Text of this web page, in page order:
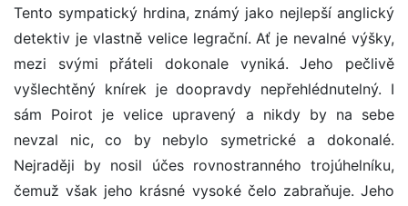
Tento sympatický hrdina, známý jako nejlepší anglický
detektiv je vlastně velice legrační. Ať je nevalné výšky,
mezi svými přáteli dokonale vyniká. Jeho pečlivě
vyšlechtěný knírek je doopravdy nepřehlédnutelný. I
sám Poirot je velice upravený a nikdy by na sebe
nevzal nic, co by nebylo symetrické a dokonalé.
Nejraději by nosil účes rovnostranného trojúhelníku,
čemuž však jeho krásné vysoké čelo zabraňuje. Jeho